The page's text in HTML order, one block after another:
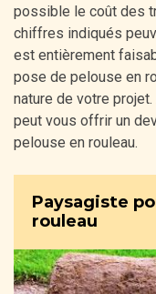
possible le coût des
chiffres indiqués
est entièrement
pose de pelouse en
nature de votre
peut vous offrir un
pelouse en rouleau.
Paysagiste
rouleau